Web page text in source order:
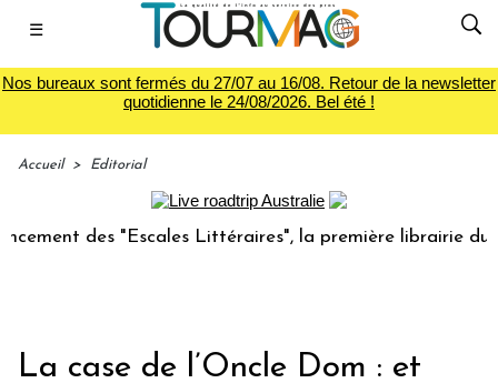
☰
Nos bureaux sont fermés du 27/07 au 16/08. Retour de la newsletter
quotidienne le 24/08/2026. Bel été !
Accueil > Editorial
des "Escales Littéraires", la première librairie du voyage
La case de l’Oncle Dom : et